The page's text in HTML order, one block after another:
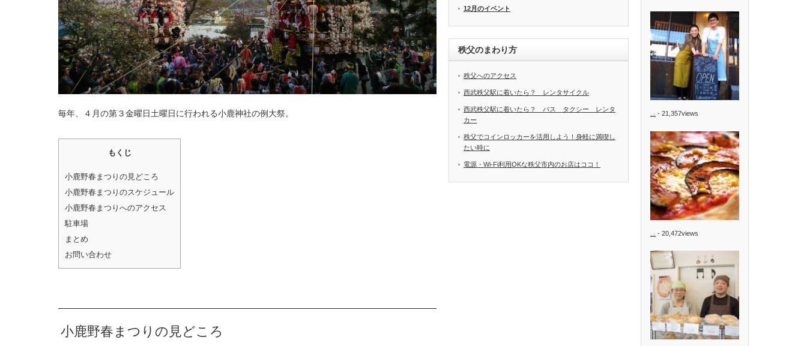
毎年、４月の第３金曜日土曜日に行われる小鹿神社の例大祭。
もくじ
小鹿野春まつりの見どころ
小鹿野春まつりのスケジュール
小鹿野春まつりへのアクセス
駐車場
まとめ
お問い合わせ
小鹿野春まつりの見どころ
12月のイベント
秩父のまわり方
秩父へのアクセス
西武秩父駅に着いたら？ レンタサイクル
西武秩父駅に着いたら？ バス タクシー レンタ
カー
秩父でコインロッカーを活用しよう！身軽に満喫し
たい時に
電源・Wi-Fi利用OKな秩父市内のお店はココ！
- 21,357views
- 20,472views